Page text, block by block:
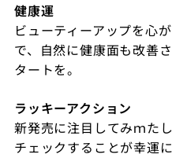
健康運
ビューティーアップを心
で、自然に健康面も改善
タートを。
ラッキーアクション
新発売に注目してみｍた
チェックすることが幸運